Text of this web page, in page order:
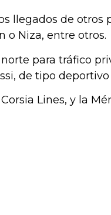
llegados de otros
o Niza, entre otros.
para tráfico
de tipo deportivo
Lines, y la